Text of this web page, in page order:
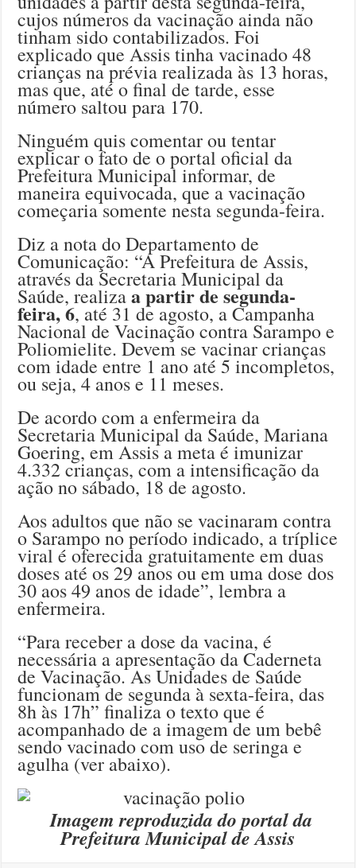
cujos números da vacinação ainda não
tinham sido contabilizados. Foi
explicado que Assis tinha vacinado 48
crianças na prévia realizada às 13 horas,
mas que, até o final de tarde, esse
número saltou para 170.
Ninguém quis comentar ou tentar
explicar o fato de o portal oficial da
Prefeitura Municipal informar, de
maneira equivocada, que a vacinação
começaria somente nesta segunda-feira.
Diz a nota do Departamento de
Comunicação: “A Prefeitura de Assis,
através da Secretaria Municipal da
Saúde, realizaa partir de segunda-
feira, 6, até 31 de agosto, a Campanha
Nacional de Vacinação contra Sarampo e
Poliomielite. Devem se vacinar crianças
com idade entre 1 ano até 5 incompletos,
ou seja, 4 anos e 11 meses.
De acordo com a enfermeira da
Secretaria Municipal da Saúde, Mariana
Goering, em Assis a meta é imunizar
4.332 crianças, com a intensificação da
ação no sábado, 18 de agosto.
Aos adultos que não se vacinaram contra
o Sarampo no período indicado, a tríplice
viral é oferecida gratuitamente em duas
doses até os 29 anos ou em uma dose dos
30 aos 49 anos de idade”, lembra a
enfermeira.
“Para receber a dose da vacina, é
necessária a apresentação da Caderneta
de Vacinação. As Unidades de Saúde
funcionam de segunda à sexta-feira, das
8h às 17h” finaliza o texto que é
acompanhado de a imagem de um bebê
sendo vacinado com uso de seringa e
agulha (ver abaixo).
Imagem reproduzida do portal da
Prefeitura Municipal de Assis